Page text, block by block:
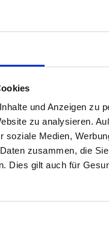
und Anzeigen zu
zu analysieren.
soziale Medien,
zusammen, die
Dies gilt auch für